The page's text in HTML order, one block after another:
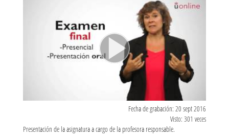
Fecha de grabación: 20 sept 2016
Visto: 301 veces
Presentación de la asignatura a cargo de la profesora responsable.